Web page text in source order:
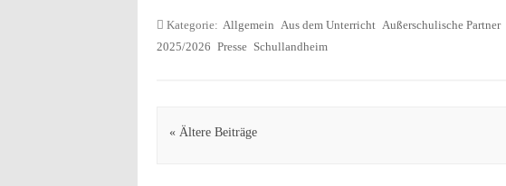
Kategorie: Allgemein Aus dem Unterricht Außerschulische Partner
2025/2026 Presse Schullandheim
Artikel Navigation
« Ältere Beiträge